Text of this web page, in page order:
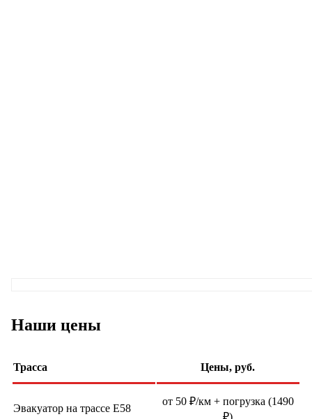
Наши цены
Трасса Цены, руб.
Эвакуатор на трассе Е58
от 50 ₽/км + погрузка (1490
₽)